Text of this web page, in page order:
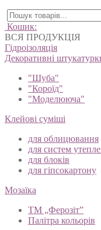
Кошик:
ВСЯ ПРОДУКЦІЯ
Гідроізоляція
Декоративні
"Шуба"
"Короїд"
"Моделююча"
Клейові суміші
для облицювання
для систем
для блоків
для гіпсокартону
Мозаїка
ТМ „Ферозіт”
Палітра кольорів